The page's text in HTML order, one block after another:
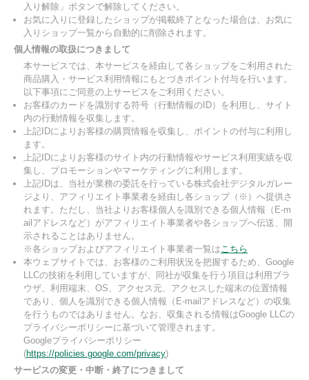
入り解除」ボタンで解除してください。
お気に入りに登録したショップが掲載終了となった場合は、お気に
入りショップ一覧から自動的に削除されます。
個人情報の取扱につきまして
本サービスでは、本サービスを経由して各ショップをご利用された
商品購入・サービス利用情報にもとづきポイント付与を行います。
以下事項にご同意の上サービスをご利用ください。
お客様のカードを識別する符号（行動情報のID）を利用し、サイト
内の行動情報を収集します。
上記IDによりお客様の購買情報を収集し、ポイントの付与に利用し
ます。
上記IDによりお客様のサイト内の行動情報やサービス利用実績を収
集し、プロモーションやマーケティングに利用します。
上記IDは、当社が業務の委託を行っている株式会社デジタルガレー
ジより、アフィリエイト事業者を経由し各ショップ（※）へ提供さ
れます。ただし、当社よりお客様個人を識別できる個人情報（E-m
ailアドレスなど）がアフィリエイト事業者や各ショップへ伝送、開
示されることはありません。
※各ショップおよびアフィリエイト事業者一覧はこちら
本ウェブサイトでは、お客様のご利用状況を把握するため、Google
LLCの技術を利用していますが、同社が収集を行う項目は利用ブラ
ウザ、利用端末、OS、アクセス元、アクセスした端末の位置情報
であり、個人を識別できる個人情報（E-mailアドレスなど）の収集
を行うものではありません。なお、収集される情報はGoogle LLCの
プライバシーポリシーに基づいて管理されます。
Googleプライバシーポリシー
(https://policies.google.com/privacy)
サービスの変更・中断・終了につきまして